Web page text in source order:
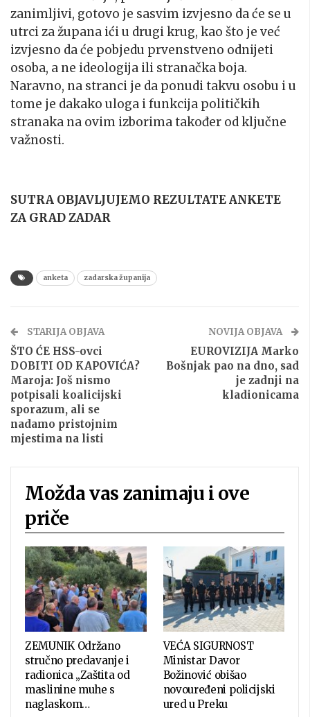
zanimljivi, gotovo je sasvim izvjesno da će se u
utrci za župana ići u drugi krug, kao što je već
izvjesno da će pobjedu prvenstveno odnijeti
osoba, a ne ideologija ili stranačka boja.
Naravno, na stranci je da ponudi takvu osobu i u
tome je dakako uloga i funkcija političkih
stranaka na ovim izborima također od ključne
važnosti.
SUTRA OBJAVLJUJEMO REZULTATE ANKETE
ZA GRAD ZADAR
anketa zadarska županija
STARIJA OBJAVA
ŠTO ĆE HSS-ovci
DOBITI OD KAPOVIĆA?
Maroja: Još nismo
potpisali koalicijski
sporazum, ali se
nadamo pristojnim
mjestima na listi
NOVIJA OBJAVA
EUROVIZIJA Marko
Bošnjak pao na dno, sad
je zadnji na
kladionicama
Možda vas zanimaju i ove
priče
ZEMUNIK Održano
stručno predavanje i
radionica „Zaštita od
maslinine muhe s
naglaskom…
VEĆA SIGURNOST
Ministar Davor
Božinović obišao
novouređeni policijski
ured u Preku